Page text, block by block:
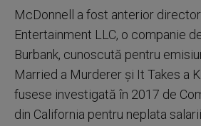
McDonnell a fost anterior
Entertainment LLC, o companie
Burbank, cunoscută pentru
Married a Murderer și It Takes a
fusese investigată în 2017 de
din California pentru neplata